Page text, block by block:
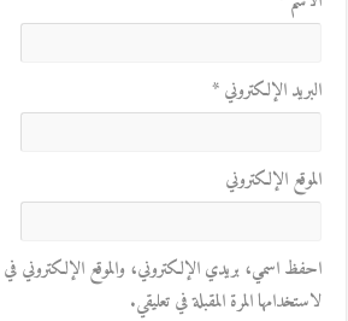
البريد الإلكتروني*
الموقع الإلكتروني
احفظ اسمي، بريدي الإلكتروني، والموقع الإلكتروني
لاستخدامها المرة المقبلة في تعليقي.